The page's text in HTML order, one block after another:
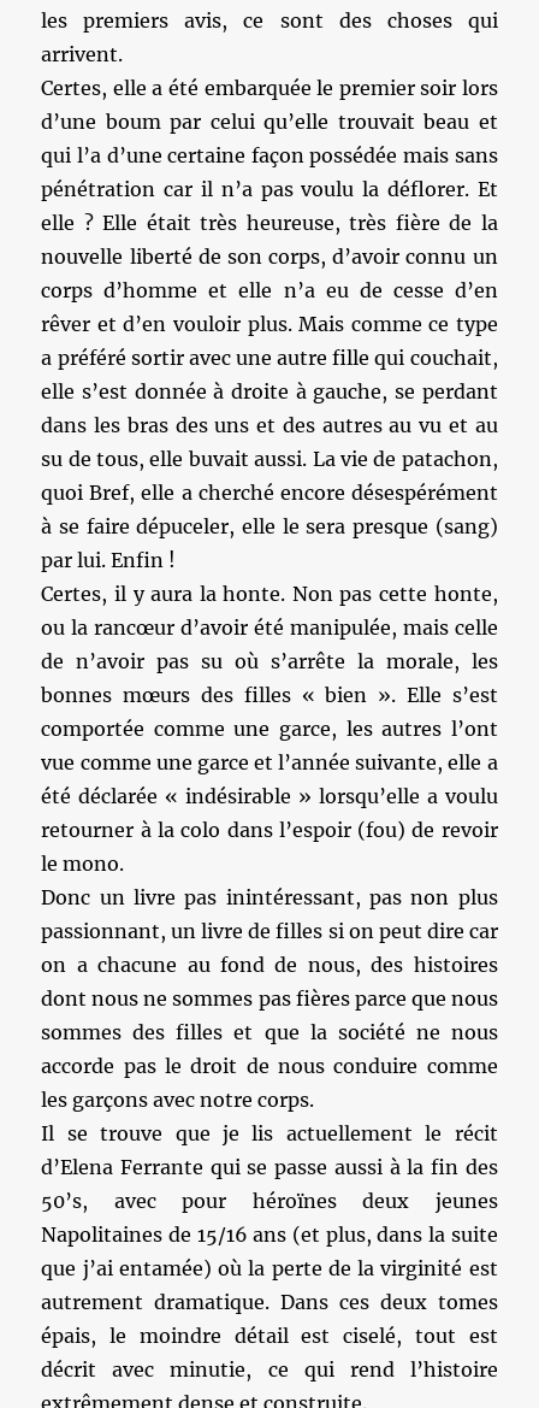
les premiers avis, ce sont des choses qui
arrivent.
Certes, elle a été embarquée le premier soir lors
d’une boum par celui qu’elle trouvait beau et
qui l’a d’une certaine façon possédée mais sans
pénétration car il n’a pas voulu la déflorer. Et
elle ? Elle était très heureuse, très fière de la
nouvelle liberté de son corps, d’avoir connu un
corps d’homme et elle n’a eu de cesse d’en
rêver et d’en vouloir plus. Mais comme ce type
a préféré sortir avec une autre fille qui couchait,
elle s’est donnée à droite à gauche, se perdant
dans les bras des uns et des autres au vu et au
su de tous, elle buvait aussi. La vie de patachon,
quoi Bref, elle a cherché encore désespérément
à se faire dépuceler, elle le sera presque (sang)
par lui. Enfin !
Certes, il y aura la honte. Non pas cette honte,
ou la rancœur d’avoir été manipulée, mais celle
de n’avoir pas su où s’arrête la morale, les
bonnes mœurs des filles « bien ». Elle s’est
comportée comme une garce, les autres l’ont
vue comme une garce et l’année suivante, elle a
été déclarée « indésirable » lorsqu’elle a voulu
retourner à la colo dans l’espoir (fou) de revoir
le mono.
Donc un livre pas inintéressant, pas non plus
passionnant, un livre de filles si on peut dire car
on a chacune au fond de nous, des histoires
dont nous ne sommes pas fières parce que nous
sommes des filles et que la société ne nous
accorde pas le droit de nous conduire comme
les garçons avec notre corps.
Il se trouve que je lis actuellement le récit
d’Elena Ferrante qui se passe aussi à la fin des
50’s, avec pour héroïnes deux jeunes
Napolitaines de 15/16 ans (et plus, dans la suite
que j’ai entamée) où la perte de la virginité est
autrement dramatique. Dans ces deux tomes
épais, le moindre détail est ciselé, tout est
décrit avec minutie, ce qui rend l’histoire
extrêmement dense et construite.